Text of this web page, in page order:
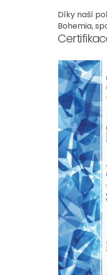
Díky naší
Bohemia,